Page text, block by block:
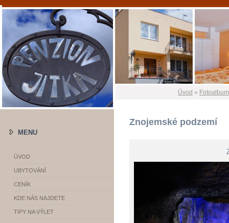
Úvod » Fotoalbum
Znojemské podzemí
MENU
ÚVOD
UBYTOVÁNÍ
CENÍK
KDE NÁS NAJDETE
TIPY NA VÝLET